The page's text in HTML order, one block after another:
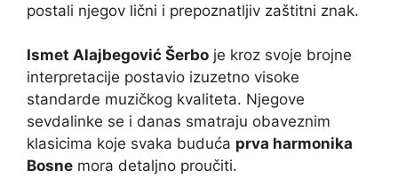
postali njegov lični i prepoznatljiv zaštitni znak.
Ismet Alajbegović Šerbo je kroz svoje brojne
interpretacije postavio izuzetno visoke
standarde muzičkog kvaliteta. Njegove
sevdalinke se i danas smatraju obaveznim
klasicima koje svaka buduća prva harmonika
Bosne mora detaljno proučiti.